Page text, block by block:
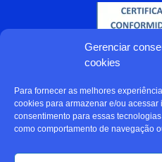
Gerenciar
cookies
Para fornecer as melhores
cookies para armazenar e/ou
consentimento para essas
como comportamento de navegação